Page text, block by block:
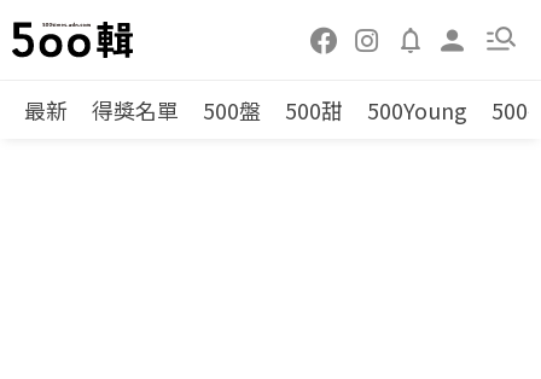
最新 得獎名單 500盤 500甜 500Young 500